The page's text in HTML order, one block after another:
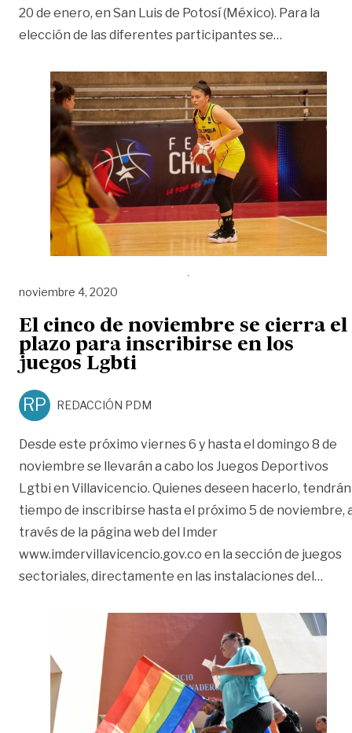
20 de enero, en San Luis de Potosí (México). Para la
elección de las diferentes participantes se…
noviembre 4, 2020
El cinco de noviembre se cierra el
plazo para inscribirse en los
juegos Lgbti
RP REDACCIÓN PDM
Desde este próximo viernes 6 y hasta el domingo 8 de
noviembre se llevarán a cabo los Juegos Deportivos
Lgtbi en Villavicencio. Quienes deseen hacerlo, tendrán
tiempo de inscribirse hasta el próximo 5 de noviembre,
través de la página web del Imder
www.imdervillavicencio.gov.co en la sección de juegos
sectoriales, directamente en las instalaciones del…